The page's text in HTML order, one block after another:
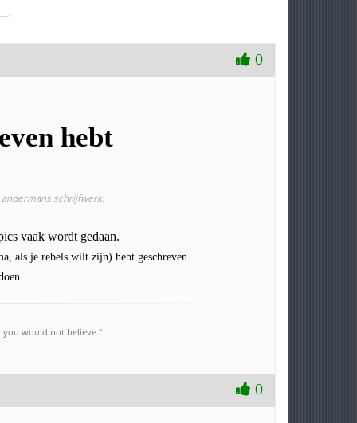
0
hebt
schrijfwerk.
vaak wordt gedaan.
als je rebels wilt zijn) hebt geschreven.
you would not believe."
0